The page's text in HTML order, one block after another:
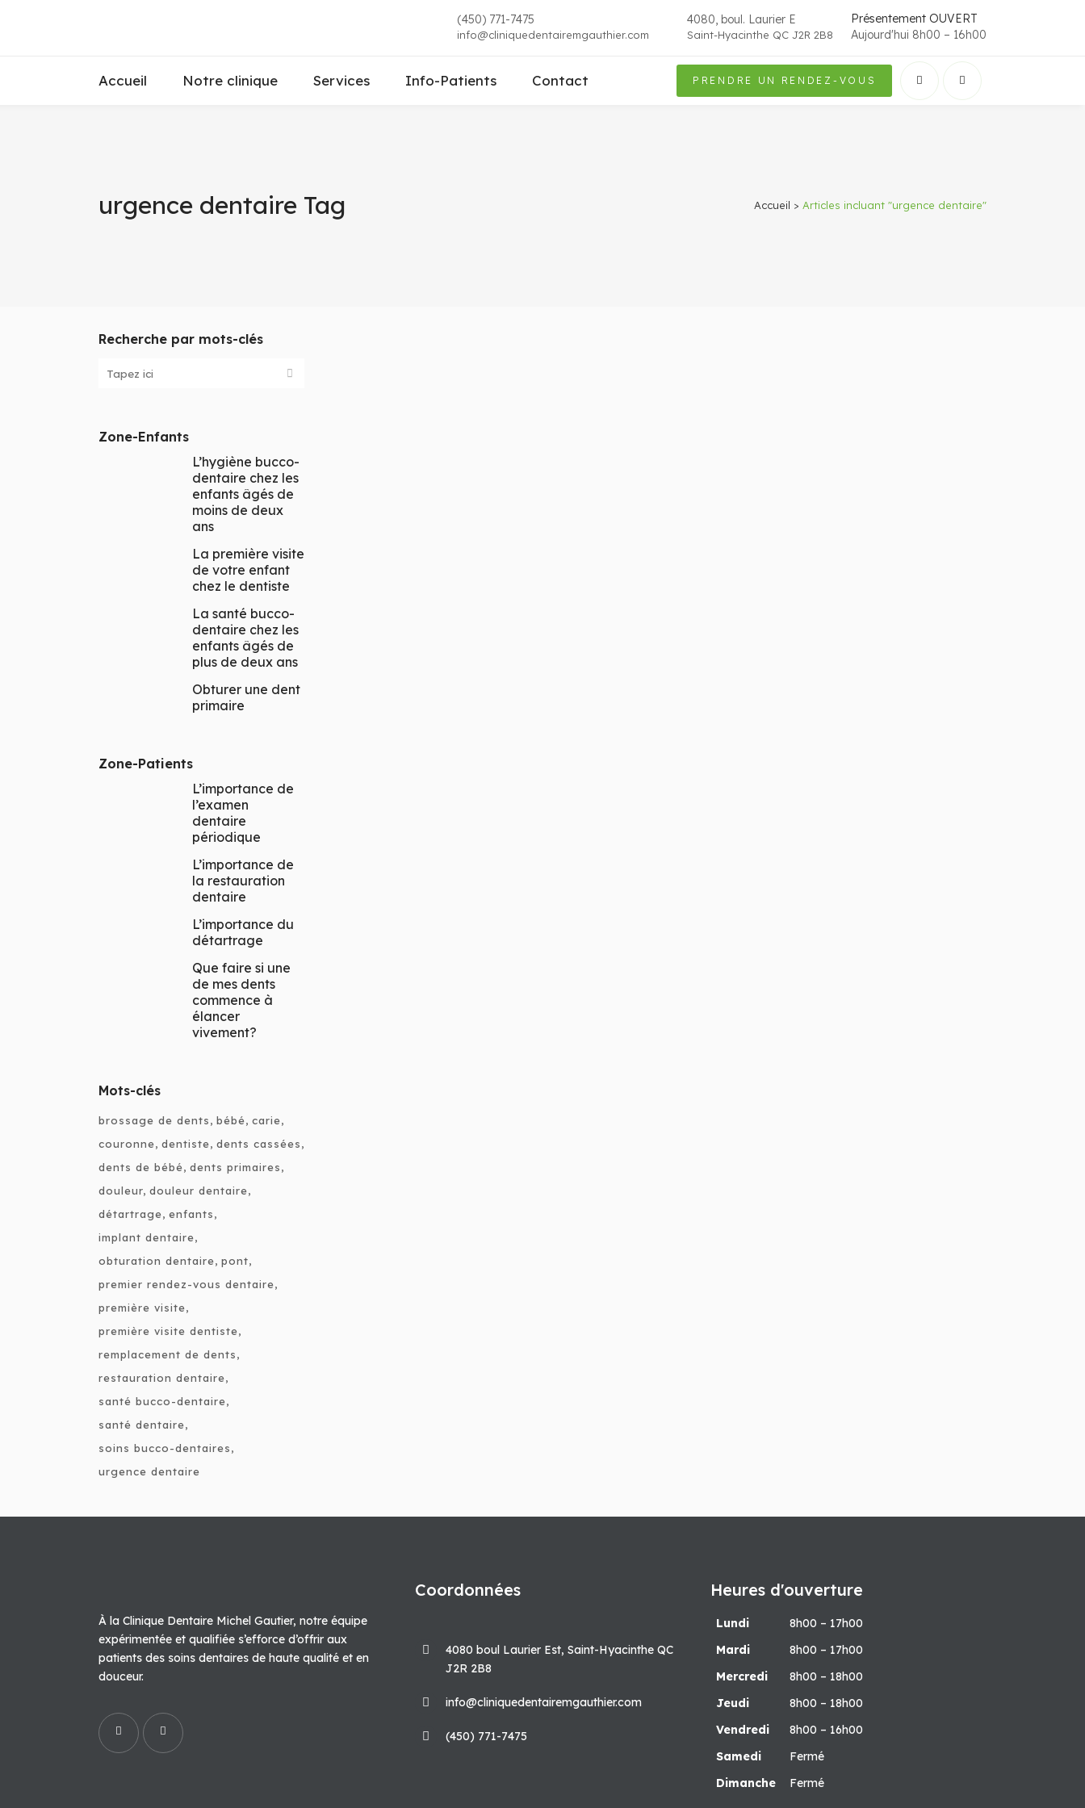
(450) 771-7475
info@cliniquedentairemgauthier.com
4080, boul. Laurier E
Saint-Hyacinthe QC J2R 2B8
Présentement OUVERT
Aujourd'hui 8h00 – 16h00
Accueil Notre clinique Services Info-Patients Contact PRENDRE UN RENDEZ-VOUS
urgence dentaire Tag Accueil > Articles incluant "urgence dentaire"
Recherche par mots-clés
Zone-Enfants
L’hygiène bucco-
dentaire chez les
enfants âgés de
moins de deux
ans
La première visite
de votre enfant
chez le dentiste
La santé bucco-
dentaire chez les
enfants âgés de
plus de deux ans
Obturer une dent
primaire
Zone-Patients
L’importance de
l’examen
dentaire
périodique
L’importance de
la restauration
dentaire
L’importance du
détartrage
Que faire si une
de mes dents
commence à
élancer
vivement?
Mots-clés
brossage de dents bébé carie
couronne dentiste dents cassées
dents de bébé dents primaires
douleur douleur dentaire
détartrage enfants
implant dentaire
obturation dentaire pont
premier rendez-vous dentaire
première visite
première visite dentiste
remplacement de dents
restauration dentaire
santé bucco-dentaire
santé dentaire
soins bucco-dentaires
urgence dentaire
À la Clinique Dentaire Michel Gautier, notre équipe
expérimentée et qualifiée s’efforce d’offrir aux
patients des soins dentaires de haute qualité et en
douceur.
Coordonnées
4080 boul Laurier Est, Saint-Hyacinthe QC
J2R 2B8
info@cliniquedentairemgauthier.com
(450) 771-7475
Heures d'ouverture
Lundi
8h00 – 17h00
Mardi
8h00 – 17h00
Mercredi
8h00 – 18h00
Jeudi
8h00 – 18h00
Vendredi
8h00 – 16h00
Samedi
Fermé
Dimanche
Fermé